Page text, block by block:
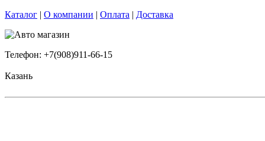
Каталог | О компании | Оплата | Доставка
Телефон: +7(908)911-66-15
Казань